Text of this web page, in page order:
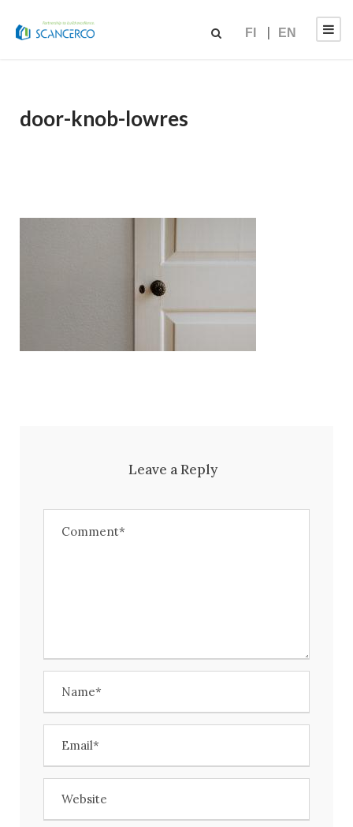
FI EN
door-knob-lowres
Leave a Reply
Kirjaudu